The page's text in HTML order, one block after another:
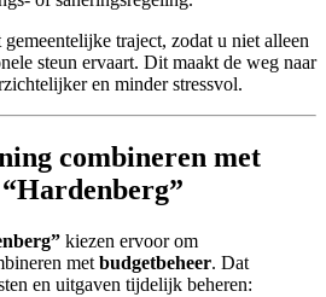
traject, zodat u niet alleen
steun ervaart. Dit maakt de weg naar
en minder stressvol.
combineren met
kiezen ervoor om
met budgetbeheer. Dat
en uitgaven tijdelijk beheren: